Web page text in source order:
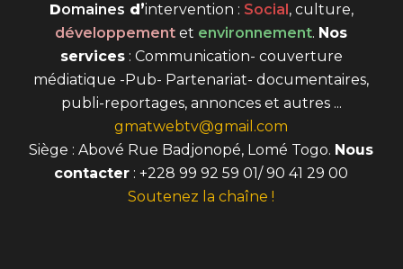
Domaines d’intervention : Social , culture,
développement et environnement. Nos
services: Communication- couverture
médiatique -Pub- Partenariat- documentaires,
publi-reportages, annonces et autres ...
gmatwebtv@gmail.com
Siège : Abové Rue Badjonopé, Lomé Togo. Nous
contacter : +228 99 92 59 01/ 90 41 29 00
Soutenez la chaîne !